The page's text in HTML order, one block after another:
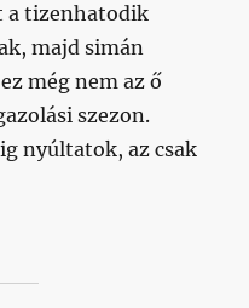
a tizenhatodik
majd simán
még nem az ő
szezon.
nyúltatok, az csak